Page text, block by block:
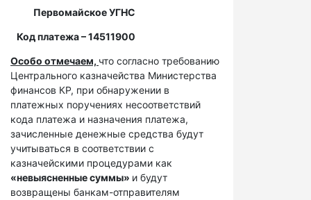
Первомайское УГНС
Код платежа – 14511900
Особо отмечаем, что согласно требованию
Центрального казначейства Министерства
финансов КР, при обнаружении в
платежных поручениях несоответствий
кода платежа и назначения платежа,
зачисленные денежные средства будут
учитываться в соответствии с
казначейскими процедурами как
«невыясненные суммы» и будут
возвращены банкам-отправителям